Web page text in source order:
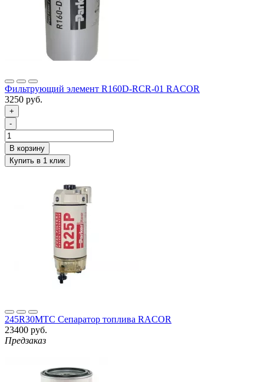
Фильтрующий элемент R160D-RCR-01 RACOR
3250 руб.
+
-
245R30MTC Сепаратор топлива RACOR
23400 руб.
Предзаказ